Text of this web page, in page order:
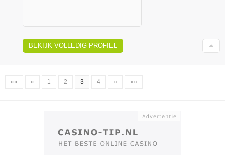
BEKIJK VOLLEDIG PROFIEL
«« « 1 2 3 4 » »»